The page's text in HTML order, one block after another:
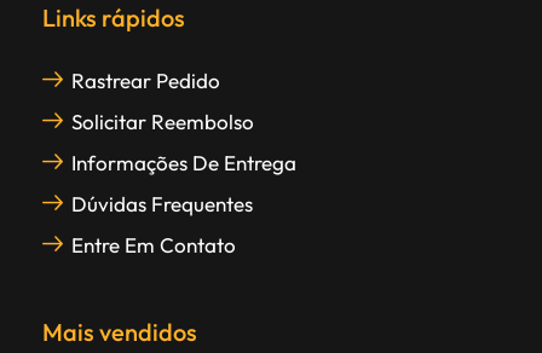
Links rápidos
Rastrear Pedido
Solicitar Reembolso
Informações De Entrega
Dúvidas Frequentes
Entre Em Contato
Mais vendidos